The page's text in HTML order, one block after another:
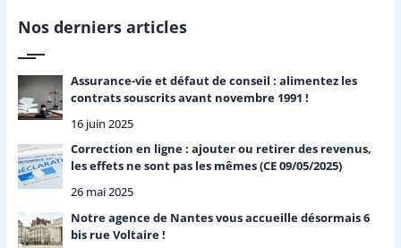
r
h
e
r
Nos derniers articles
Assurance-vie et défaut de conseil : alimentez les
contrats souscrits avant novembre 1991 !
16 juin 2025
Correction en ligne : ajouter ou retirer des revenus,
les effets ne sont pas les mêmes (CE 09/05/2025)
26 mai 2025
Notre agence de Nantes vous accueille désormais 6
bis rue Voltaire !